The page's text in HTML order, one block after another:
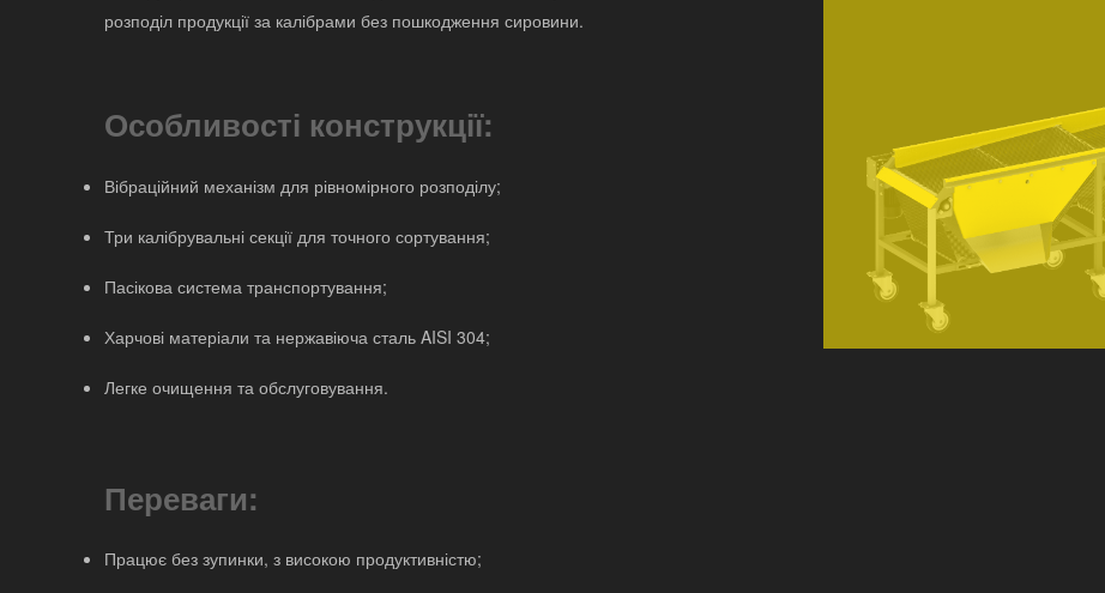
розподіл продукції за калібрами без пошкодження сировини.
Особливості конструкції:
Вібраційний механізм для рівномірного розподілу;
Три калібрувальні секції для точного сортування;
Пасікова система транспортування;
Харчові матеріали та нержавіюча сталь AISI 304;
Легке очищення та обслуговування.
Переваги:
Працює без зупинки, з високою продуктивністю;